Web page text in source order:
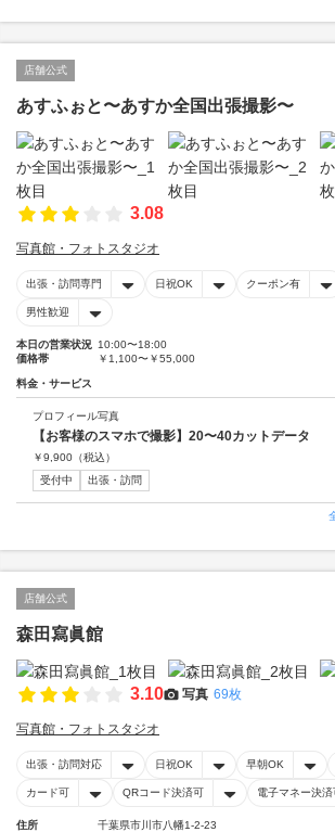
店舗公式
あすふぉと〜あすか全国出張撮影〜
3.08
写真館・フォトスタジオ
出張・訪問専門 日祝OK クーポン有
男性歓迎
本日の営業状況 10:00〜18:00
価格帯
￥1,100〜￥55,000
料金・サービス
プロフィール写真
【お客様のスマホで撮影】20〜40カットデータ
￥9,900 （税込）
受付中
出張・訪問
店舗公式
森田寫眞館
3.10 写真 69枚
写真館・フォトスタジオ
出張・訪問対応 日祝OK 早朝OK
カード可 QRコード決済可 電子マネー決済
住所
千葉県市川市八幡1-2-23